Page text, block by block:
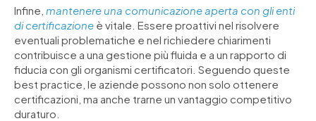
Infine, mantenere una comunicazione aperta con gli enti
di certificazione è vitale. Essere proattivi nel risolvere
eventuali problematiche e nel richiedere chiarimenti
contribuisce a una gestione più fluida e a un rapporto di
fiducia con gli organismi certificatori. Seguendo queste
best practice, le aziende possono non solo ottenere
certificazioni, ma anche trarne un vantaggio competitivo
duraturo.